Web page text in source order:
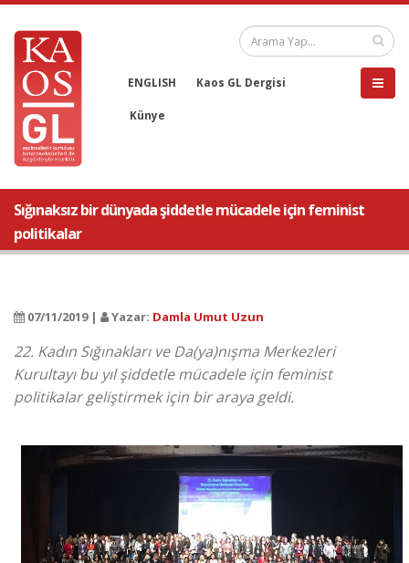
ENGLISH Kaos GL Dergisi
Künye
Sığınaksız bir dünyada şiddetle mücadele için feminist
politikalar
07/11/2019 | Yazar: Damla Umut Uzun
22. Kadın Sığınakları ve Da(ya)nışma Merkezleri
Kurultayı bu yıl şiddetle mücadele için feminist
politikalar geliştirmek için bir araya geldi.